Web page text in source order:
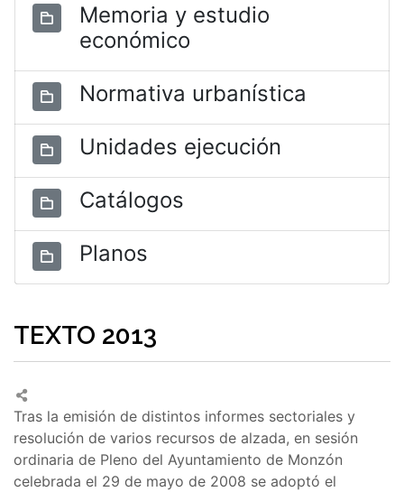
Memoria y estudio
económico
Normativa urbanística
Unidades ejecución
Catálogos
Planos
TEXTO 2013
Tras la emisión de distintos informes sectoriales y
resolución de varios recursos de alzada, en sesión
ordinaria de Pleno del Ayuntamiento de Monzón
celebrada el 29 de mayo de 2008 se adoptó el